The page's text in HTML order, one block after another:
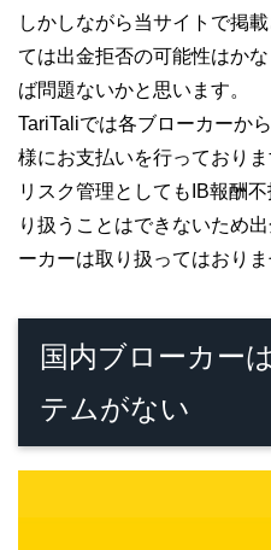
しかしながら当サイトで掲
ては出金拒否の可能性はか
ば問題ないかと思います。
TariTaliでは各ブローカーか
様にお支払いを行っておりま
リスク管理としてもIB報酬
り扱うことはできないため
ーカーは取り扱ってはおり
国内ブローカー
テムがない